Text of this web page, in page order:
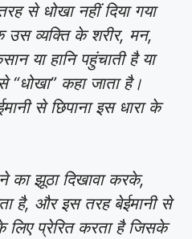
से धोखा नहीं दिया गया
उस व्यक्ति के शरीर, मन,
या हानि पहुंचाती है या
“धोखा” कहा जाता है।
से छिपाना इस धारा के
का झूठा दिखावा करके,
है, और इस तरह बेईमानी से
लिए प्रेरित करता है जिसके